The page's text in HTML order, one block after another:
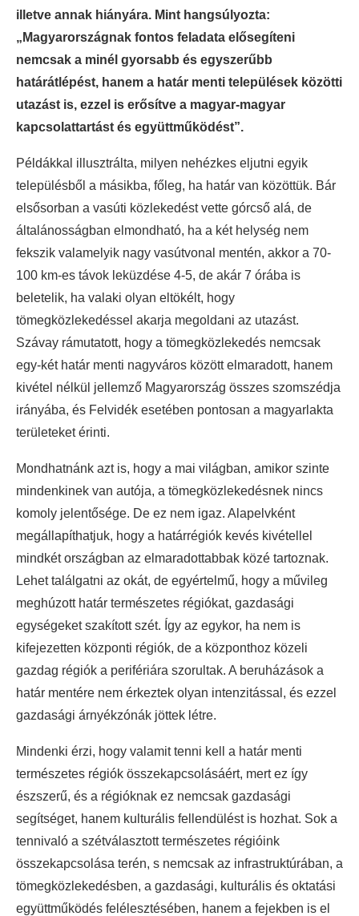
illetve annak hiányára. Mint hangsúlyozta:
„Magyarországnak fontos feladata elősegíteni
nemcsak a minél gyorsabb és egyszerűbb
határátlépést, hanem a határ menti települések közötti
utazást is, ezzel is erősítve a magyar-magyar
kapcsolattartást és együttműködést”.
Példákkal illusztrálta, milyen nehézkes eljutni egyik
településből a másikba, főleg, ha határ van közöttük. Bár
elsősorban a vasúti közlekedést vette górcső alá, de
általánosságban elmondható, ha a két helység nem
fekszik valamelyik nagy vasútvonal mentén, akkor a 70-
100 km-es távok leküzdése 4-5, de akár 7 órába is
beletelik, ha valaki olyan eltökélt, hogy
tömegközlekedéssel akarja megoldani az utazást.
Szávay rámutatott, hogy a tömegközlekedés nemcsak
egy-két határ menti nagyváros között elmaradott, hanem
kivétel nélkül jellemző Magyarország összes szomszédja
irányába, és Felvidék esetében pontosan a magyarlakta
területeket érinti.
Mondhatnánk azt is, hogy a mai világban, amikor szinte
mindenkinek van autója, a tömegközlekedésnek nincs
komoly jelentősége. De ez nem igaz. Alapelvként
megállapíthatjuk, hogy a határrégiók kevés kivétellel
mindkét országban az elmaradottabbak közé tartoznak.
Lehet találgatni az okát, de egyértelmű, hogy a művileg
meghúzott határ természetes régiókat, gazdasági
egységeket szakított szét. Így az egykor, ha nem is
kifejezetten központi régiók, de a központhoz közeli
gazdag régiók a perifériára szorultak. A beruházások a
határ mentére nem érkeztek olyan intenzitással, és ezzel
gazdasági árnyékzónák jöttek létre.
Mindenki érzi, hogy valamit tenni kell a határ menti
természetes régiók összekapcsolásáért, mert ez így
észszerű, és a régióknak ez nemcsak gazdasági
segítséget, hanem kulturális fellendülést is hozhat. Sok a
tennivaló a szétválasztott természetes régióink
összekapcsolása terén, s nemcsak az infrastruktúrában, a
tömegközlekedésben, a gazdasági, kulturális és oktatási
együttműködés felélesztésében, hanem a fejekben is el